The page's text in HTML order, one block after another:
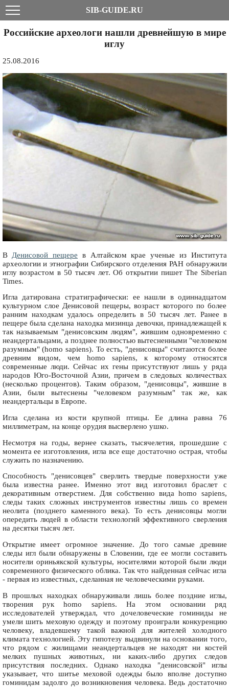
SIB-GUIDE.RU
Российские археологи нашли древнейшую в мире
иглу
25.08.2016
В Денисовой пещере в Алтайском крае ученые из Института
археологии и этнографии Сибирского отделения РАН обнаружили
иглу возрастом в 50 тысяч лет. Об открытии пишет The Siberian
Times.
Игла датирована стратиграфически: ее нашли в одиннадцатом
культурном слое Денисовой пещеры, возраст которого по более
ранним находкам удалось определить в 50 тысяч лет. Ранее в
пещере была сделана находка мизинца девочки, принадлежащей к
так называемым "денисовским людям", жившим одновременно с
неандертальцами, а позднее полностью вытесненными "человеком
разумным" (homo sapiens). То есть, "денисовцы" считаются более
древним видом, чем homo sapiens, к которому относятся
современные люди. Сейчас их гены присутствуют лишь у ряда
народов Юго-Восточной Азии, причем в следовых количествах
(несколько процентов). Таким образом, "денисовцы", жившие в
Азии, были вытеснены "человеком разумным" так же, как
неандертальцы в Европе.
Игла сделана из кости крупной птицы. Ее длина равна 76
миллиметрам, на конце орудия высверлено ушко.
Несмотря на годы, вернее сказать, тысячелетия, прошедшие с
момента ее изготовления, игла все еще достаточно острая, чтобы
служить по назначению.
Способность "денисовцев" сверлить твердые поверхности уже
была известна ранее. Именно этот вид изготовил браслет с
декоративным отверстием. Для собственно вида homo sapiens,
следы таких сложных инструментов известны лишь со времен
неолита (позднего каменного века). То есть денисовцы могли
опередить людей в области технологий эффективного сверления
на десятки тысяч лет.
Открытие имеет огромное значение. До того самые древние
следы игл были обнаружены в Словении, где ее могли составить
носители ориньякской культуры, носителями которой были люди
современного физического облика. Так что найденная сейчас игла
- первая из известных, сделанная не человеческими руками.
В прошлых находках обнаруживали лишь более поздние иглы,
творения рук homo sapiens. На этом основании ряд
исследователей утверждал, что дочеловеческие гоминиды не
умели шить меховую одежду и поэтому проиграли конкуренцию
человеку, владевшему такой важной для жителей холодного
климата технологией. Эту гипотезу выдвинули на основании того,
что рядом с жилищами неандертальцев не находят ни костей
мелких пушных животных, ни каких-либо других следов
присутствия последних. Однако находка "денисовской" иглы
указывает, что шитье меховой одежды было вполне доступно
гоминидам задолго до возникновения человека. Ведь достаточно